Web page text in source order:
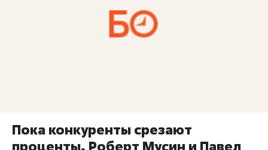
Пока конкуренты срезают